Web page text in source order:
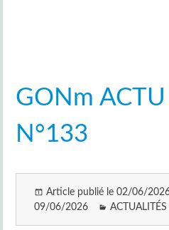
GONm
N°133
Article publié le 02/06/
09/06/2026
ACTUALITÉS